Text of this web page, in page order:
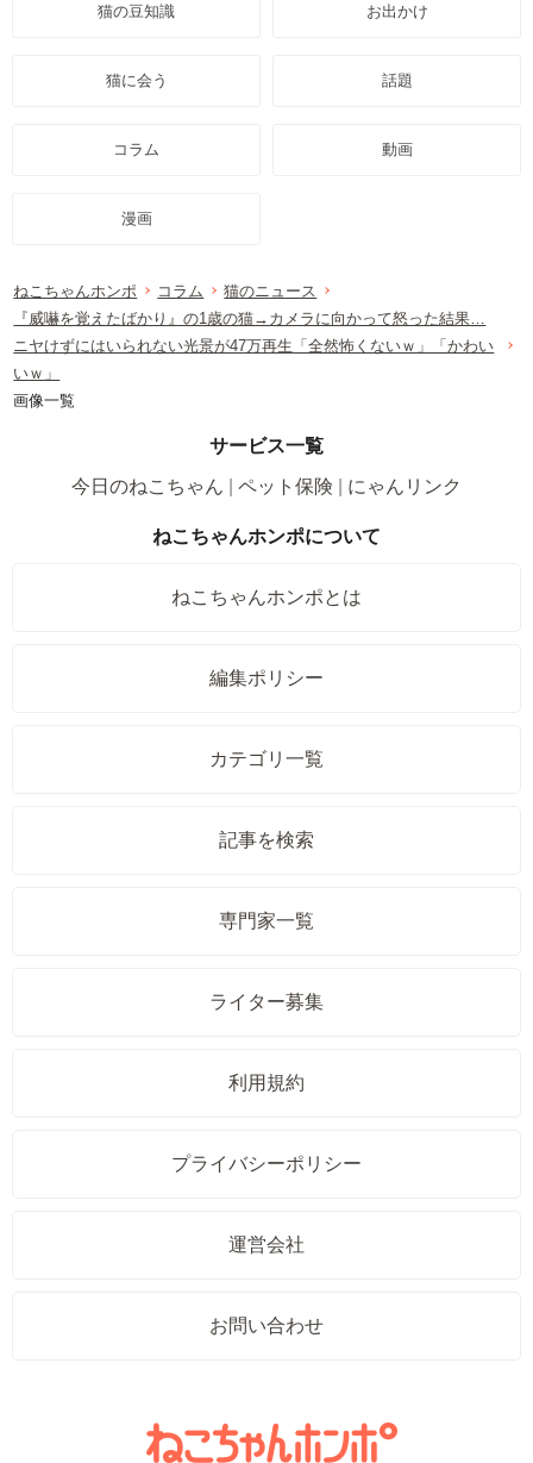
猫の豆知識 お出かけ
猫に会う 話題
コラム 動画
漫画
ねこちゃんホンポ コラム
猫のニュース
『威嚇を覚えたばかり』の1歳の猫→カメラに向かって怒った結果…
ニヤけずにはいられない光景が47万再生「全然怖くないｗ」「かわい
いｗ」
画像一覧
サービス一覧
今日のねこちゃん
ペット保険 にゃんリンク
ねこちゃんホンポについて
ねこちゃんホンポとは
編集ポリシー
カテゴリ一覧
記事を検索
専門家一覧
ライター募集
利用規約
プライバシーポリシー
運営会社
お問い合わせ